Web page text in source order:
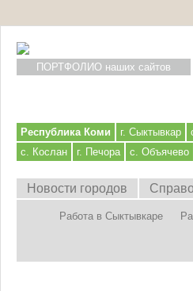
ПОРТФОЛИО наших сайтов
Республика Коми г. Сыктывкар
с. Кослан
г. Печора с. Объячево
Новости городов
Работа в Сыктывкаре